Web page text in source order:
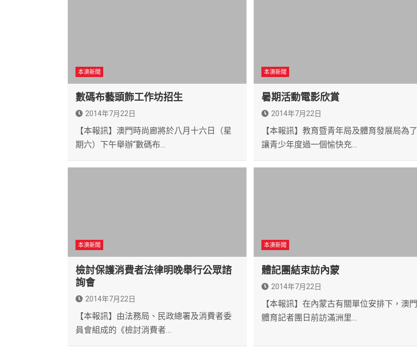
本澳新聞
數碼布藝頭飾工作坊招生
2014年7月22日
【本報訊】澳門時尚廊將於八月十六日（星
期六）下午舉辦“數碼布…
本澳新聞
暑期活動電影欣賞
2014年7月22日
【本報訊】教育暨青年局及體育發展局為了
讓青少年度過一個愉快充…
本澳新聞
檢討保護消費者法律明晚舉行公眾諮
詢會
2014年7月22日
【本報訊】由法務局、民政總署及消費者委
員會組成的《檢討消費者…
本澳新聞
體記團結束訪內蒙
2014年7月22日
【本報訊】在內蒙古有關單位安排下，澳門
體育記者團日前訪滿洲里…